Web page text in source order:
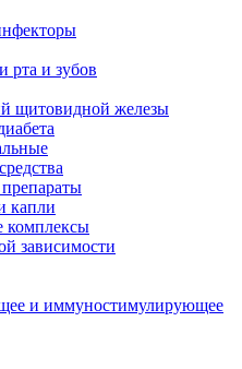
рта и зубов
щитовидной железы
капли
комплексы
зависимости
и иммуностимулирующее